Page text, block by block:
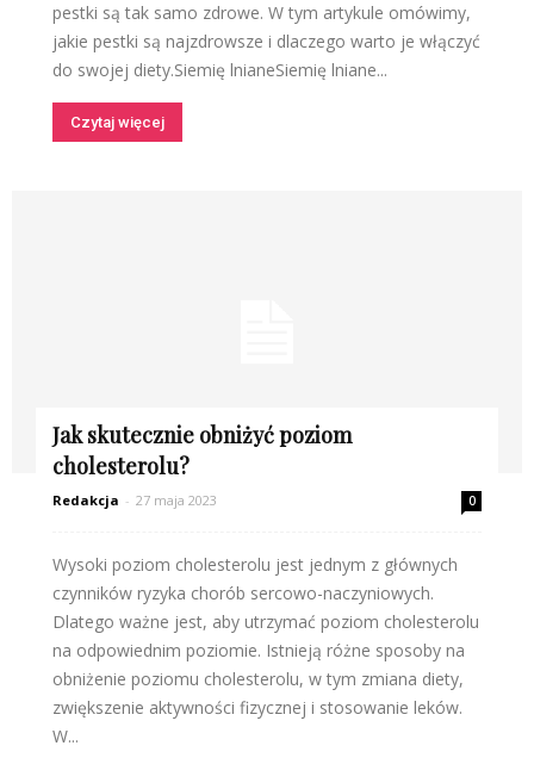
pestki są tak samo zdrowe. W tym artykule omówimy,
jakie pestki są najzdrowsze i dlaczego warto je włączyć
do swojej diety.Siemię lnianeSiemię lniane...
Czytaj więcej
Jak skutecznie obniżyć poziom
cholesterolu?
Redakcja - 27 maja 2023 0
Wysoki poziom cholesterolu jest jednym z głównych
czynników ryzyka chorób sercowo-naczyniowych.
Dlatego ważne jest, aby utrzymać poziom cholesterolu
na odpowiednim poziomie. Istnieją różne sposoby na
obniżenie poziomu cholesterolu, w tym zmiana diety,
zwiększenie aktywności fizycznej i stosowanie leków.
W...